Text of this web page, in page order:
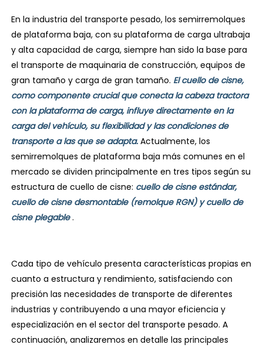
En la industria del transporte pesado, los semirremolques
de plataforma baja, con su plataforma de carga ultrabaja
y alta capacidad de carga, siempre han sido la base para
el transporte de maquinaria de construcción, equipos de
gran tamaño y carga de gran tamaño. El cuello de cisne,
como componente crucial que conecta la cabeza tractora
con la plataforma de carga, influye directamente en la
carga del vehículo, su flexibilidad y las condiciones de
transporte a las que se adapta. Actualmente, los
semirremolques de plataforma baja más comunes en el
mercado se dividen principalmente en tres tipos según su
estructura de cuello de cisne: cuello de cisne estándar,
cuello de cisne desmontable (remolque RGN) y cuello de
cisne plegable.
Cada tipo de vehículo presenta características propias en
cuanto a estructura y rendimiento, satisfaciendo con
precisión las necesidades de transporte de diferentes
industrias y contribuyendo a una mayor eficiencia y
especialización en el sector del transporte pesado. A
continuación, analizaremos en detalle las principales